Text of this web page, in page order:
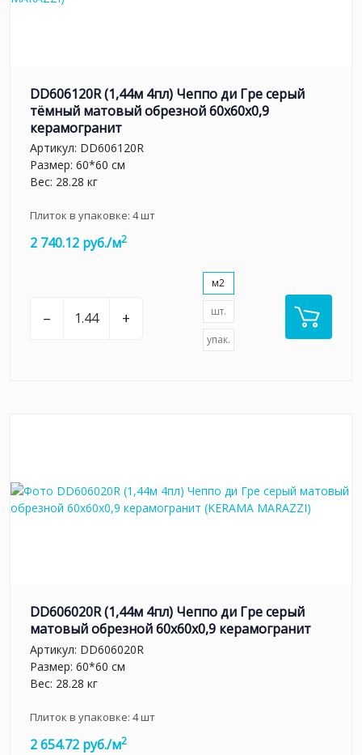
DD606120R (1,44м 4пл) Чеппо ди Гре серый
тёмный матовый обрезной 60x60x0,9
керамогранит
Артикул: DD606120R
Размер: 60*60 см
Вес: 28.28 кг
Плиток в упаковке: 4шт
2 740.12 руб./м2
– +
м2
шт.
упак.
DD606020R (1,44м 4пл) Чеппо ди Гре серый
матовый обрезной 60x60x0,9 керамогранит
Артикул: DD606020R
Размер: 60*60 см
Вес: 28.28 кг
Плиток в упаковке: 4шт
2 654.72 руб./м2